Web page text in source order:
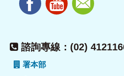
諮詢專線：(02)
署本部